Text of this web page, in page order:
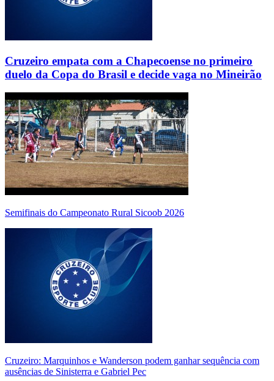
Cruzeiro empata com a Chapecoense no primeiro
duelo da Copa do Brasil e decide vaga no Mineirão
Semifinais do Campeonato Rural Sicoob 2026
Cruzeiro: Marquinhos e Wanderson podem ganhar sequência com
ausências de Sinisterra e Gabriel Pec